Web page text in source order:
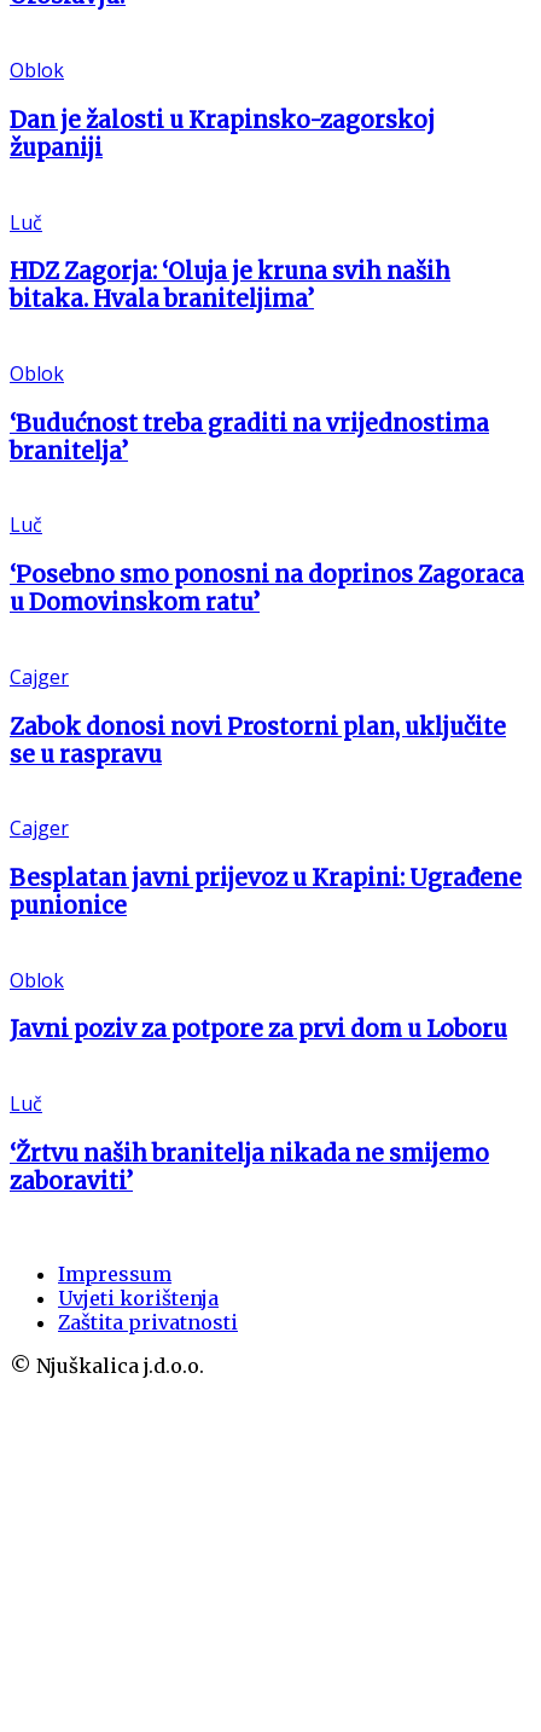
Oblok
Dan je žalosti u Krapinsko-zagorskoj
županiji
Luč
HDZ Zagorja: ‘Oluja je kruna svih naših
bitaka. Hvala braniteljima’
Oblok
‘Budućnost treba graditi na vrijednostima
branitelja’
Luč
‘Posebno smo ponosni na doprinos Zagoraca
u Domovinskom ratu’
Cajger
Zabok donosi novi Prostorni plan, uključite
se u raspravu
Cajger
Besplatan javni prijevoz u Krapini: Ugrađene
punionice
Oblok
Javni poziv za potpore za prvi dom u Loboru
Luč
‘Žrtvu naših branitelja nikada ne smijemo
zaboraviti’
Impressum
Uvjeti korištenja
Zaštita privatnosti
© Njuškalica j.d.o.o.